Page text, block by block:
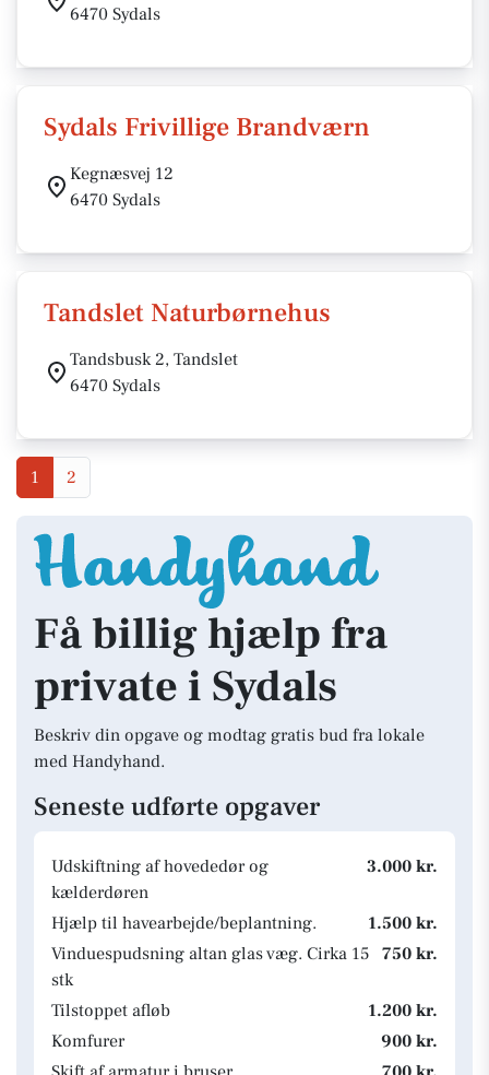
6470 Sydals
Sydals Frivillige Brandværn
Kegnæsvej 12
6470 Sydals
Tandslet Naturbørnehus
Tandsbusk 2, Tandslet
6470 Sydals
1 2
Få billig hjælp fra
private i Sydals
Beskriv din opgave og modtag gratis bud fra lokale
med Handyhand.
Seneste udførte opgaver
Udskiftning af hovededør og
kælderdøren
3.000 kr.
Hjælp til havearbejde/beplantning.
1.500 kr.
Vinduespudsning altan glas væg. Cirka 15
stk
750 kr.
Tilstoppet afløb
1.200 kr.
Komfurer
900 kr.